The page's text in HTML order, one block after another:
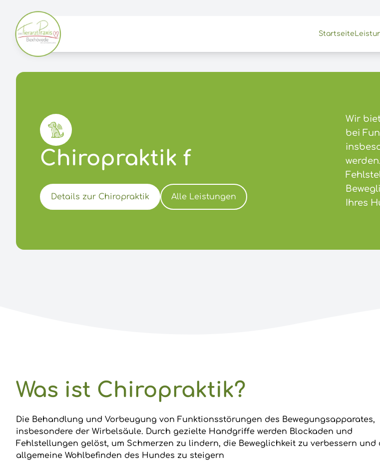
Startseite
Chiropraktik f
Details zur Chiropraktik Alle Leistungen
Wir
bei
Ihres
Was ist Chiropraktik?
Die Behandlung und Vorbeugung von Funktionsstörungen des Bewegungsapparates,
insbesondere der Wirbelsäule. Durch gezielte Handgriffe werden Blockaden und
Fehlstellungen gelöst, um Schmerzen zu lindern, die Beweglichkeit zu verbessern und
allgemeine Wohlbefinden des Hundes zu steigern